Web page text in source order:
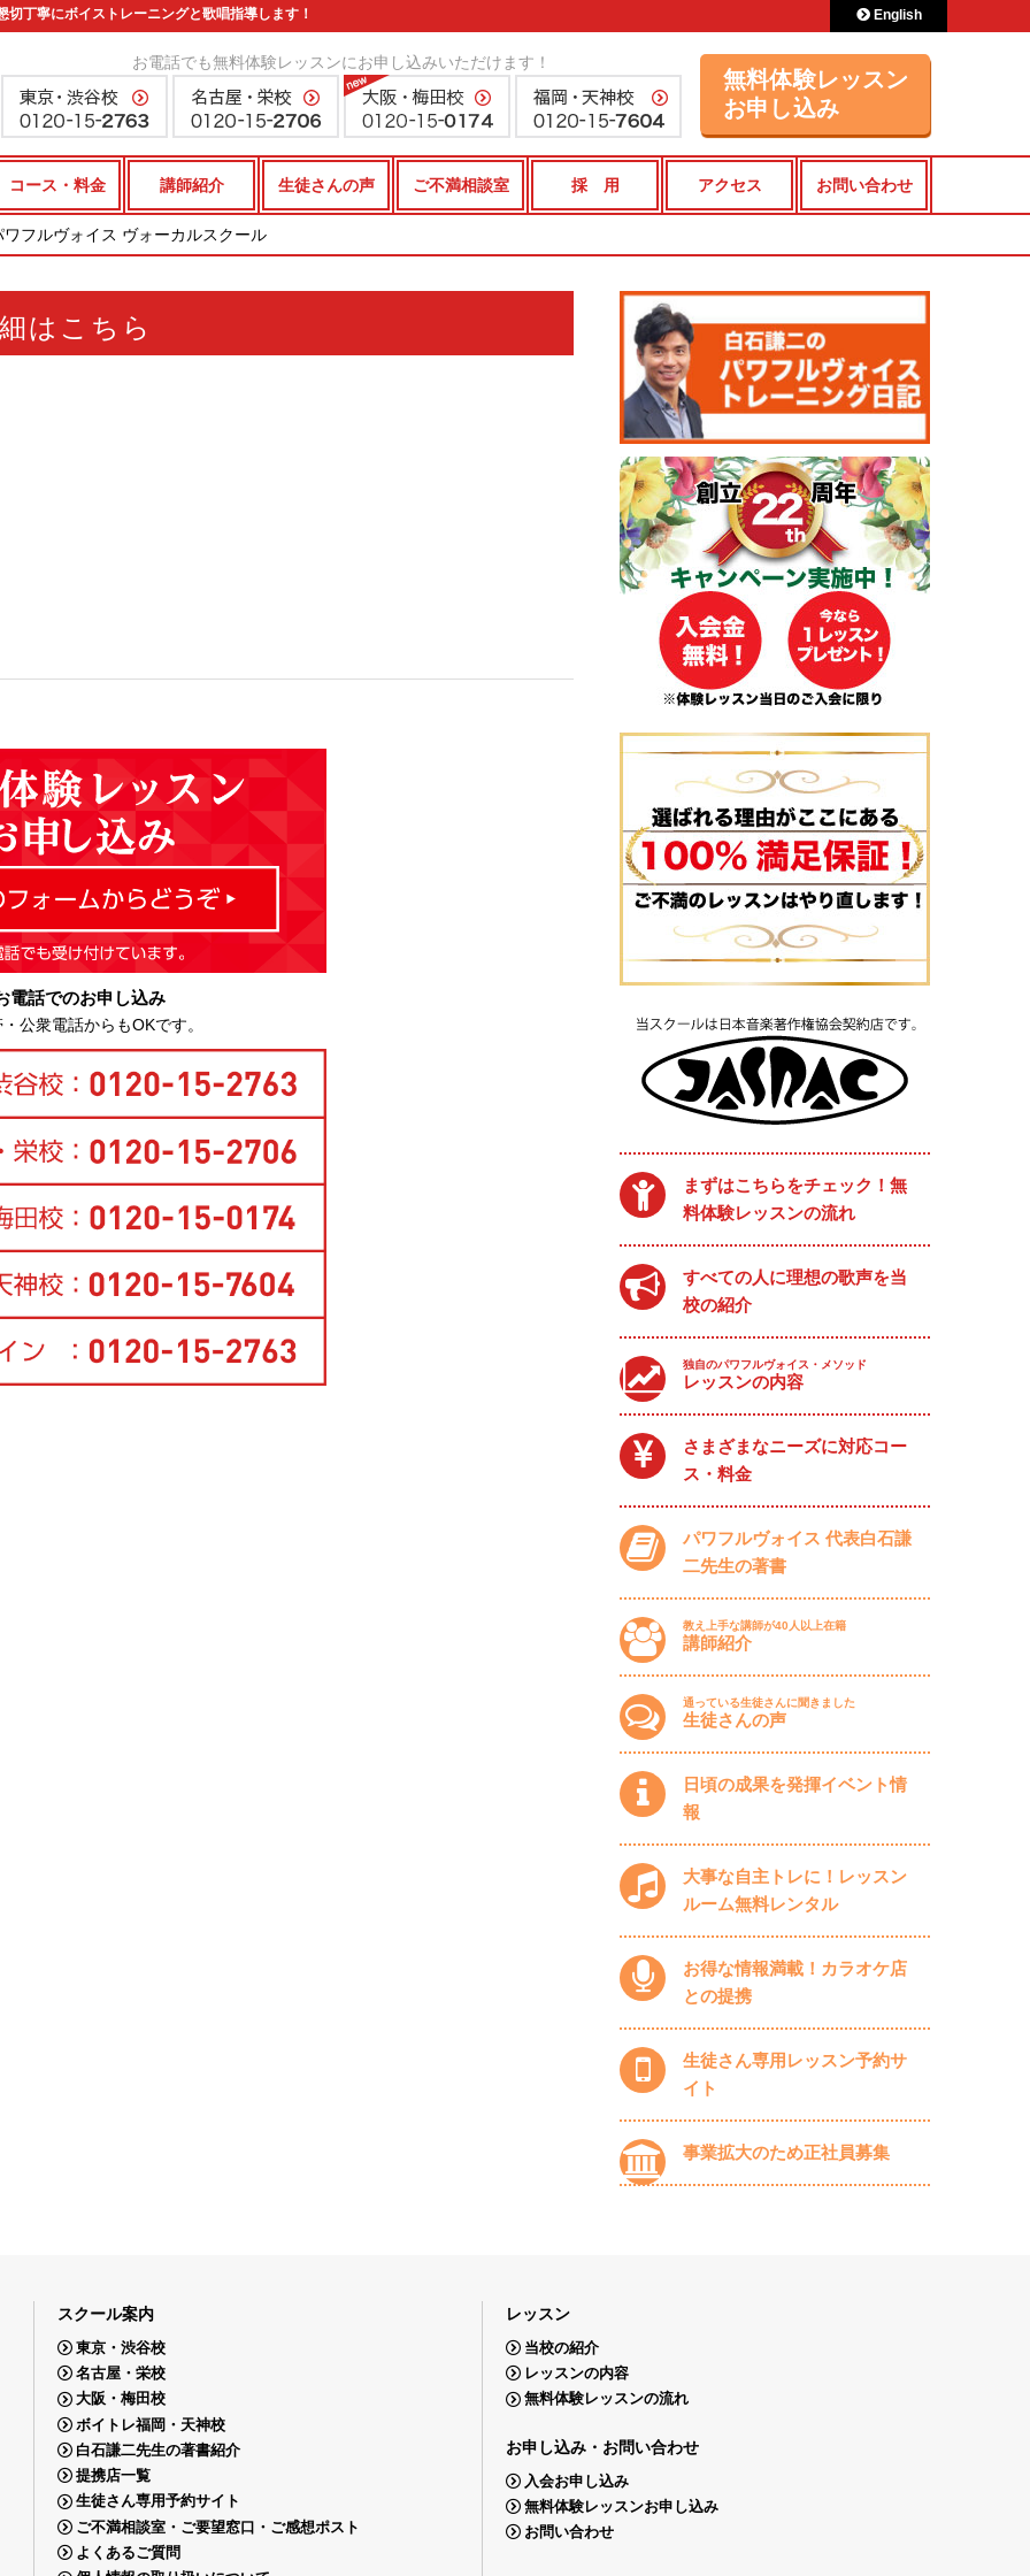
丁寧にボイストレーニングと歌唱指導します！
お電話でも無料体験レッスンにお申し込みいただけます！
無料体験レッスン
お申し込み
English
コース・料金 講師紹介 生徒さんの声 ご不満相談室 採 用 アクセス お問い合わせ
フルヴォイス ヴォーカルスクール
はこちら
電話でのお申し込み
公衆電話からもOKです。
まずはこちらをチェック！無
料体験レッスンの流れ
すべての人に理想の歌声を当
校の紹介
独自のパワフルヴォイス・メソッド
レッスンの内容
さまざまなニーズに対応コー
ス・料金
パワフルヴォイス 代表白石謙
二先生の著書
教え上手な講師が40人以上在籍
講師紹介
通っている生徒さんに聞きました
生徒さんの声
日頃の成果を発揮イベント情
報
大事な自主トレに！レッスン
ルーム無料レンタル
お得な情報満載！カラオケ店
との提携
生徒さん専用レッスン予約サ
イト
事業拡大のため正社員募集
スクール案内
東京・渋谷校
名古屋・栄校
大阪・梅田校
ボイトレ福岡・天神校
白石謙二先生の著書紹介
提携店一覧
生徒さん専用予約サイト
ご不満相談室・ご要望窓口・ご感想ポスト
よくあるご質問
レッスン
当校の紹介
レッスンの内容
無料体験レッスンの流れ
お申し込み・お問い合わせ
入会お申し込み
無料体験レッスンお申し込み
お問い合わせ